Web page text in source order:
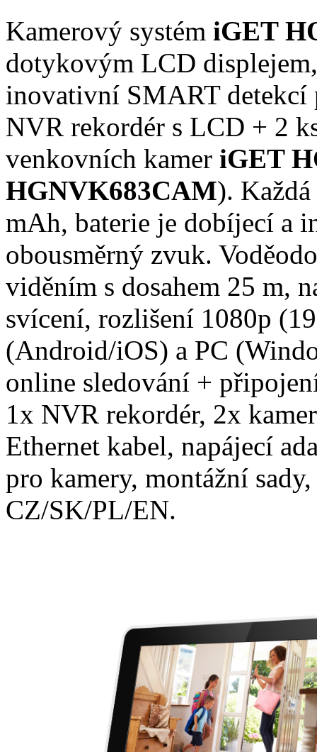
Kamerový systém iGET
dotykovým LCD
inovativní SMART
NVR rekordér s LCD + 2
venkovních kamer iGET
HGNVK683CAM).
mAh, baterie je dobíjecí a
obousměrný zvuk.
viděním s dosahem 25 m,
svícení, rozlišení 1080p
(Android/iOS) a PC
online sledování +
1x NVR rekordér, 2x
Ethernet kabel, napájecí
pro kamery, montážní
CZ/SK/PL/EN.